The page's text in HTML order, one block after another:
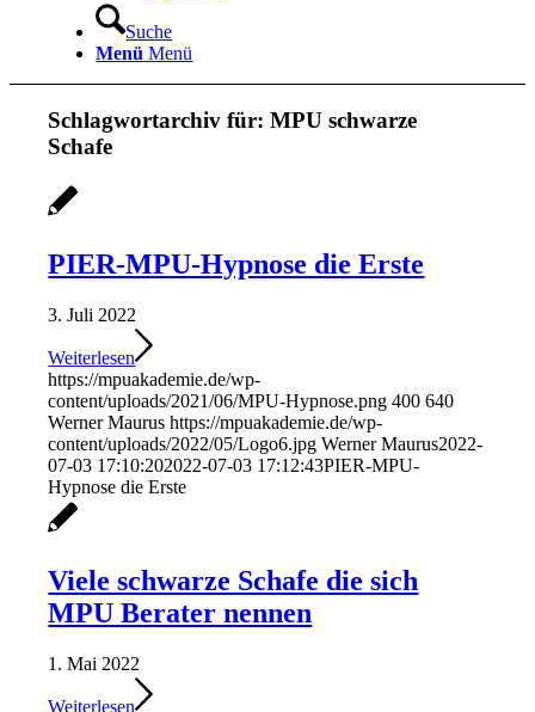
Suche
Menü Menü
Schlagwortarchiv für:MPU schwarze
Schafe
PIER-MPU-Hypnose die Erste
3. Juli 2022
Weiterlesen
https://mpuakademie.de/wp-
content/uploads/2021/06/MPU-Hypnose.png 400 640
Werner Maurus https://mpuakademie.de/wp-
content/uploads/2022/05/Logo6.jpg Werner Maurus2022-
07-03 17:10:202022-07-03 17:12:43PIER-MPU-
Hypnose die Erste
Viele schwarze Schafe die sich
MPU Berater nennen
1. Mai 2022
Weiterlesen